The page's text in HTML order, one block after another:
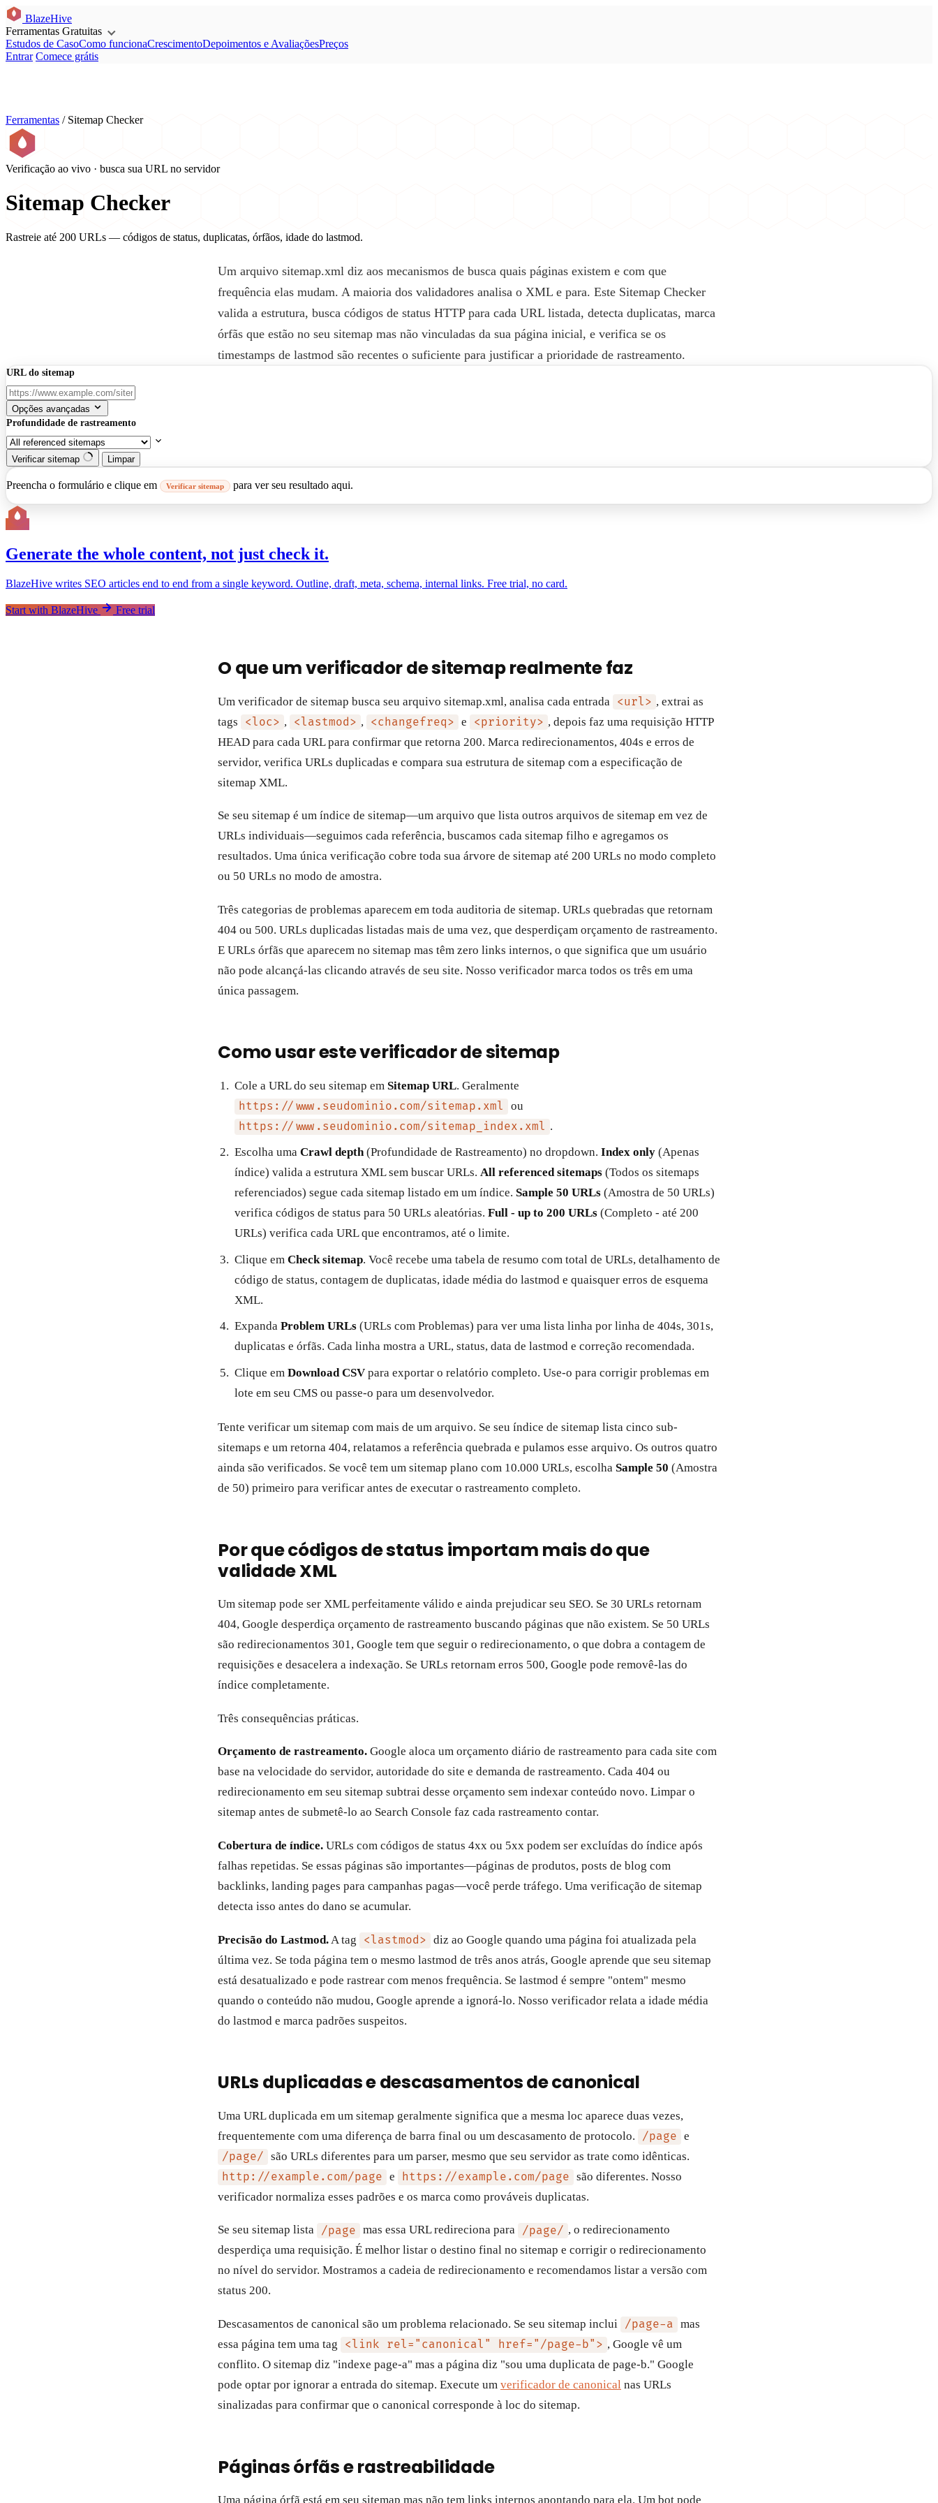
BlazeHive
Ferramentas Gratuitas
Estudos de CasoComo funcionaCrescimentoDepoimentos e AvaliaçõesPreços
Entrar Comece grátis
Ferramentas / Sitemap Checker
Verificação ao vivo · busca sua URL no servidor
Sitemap Checker
Rastreie até 200 URLs — códigos de status, duplicatas, órfãos, idade do lastmod.
Um arquivo sitemap.xml diz aos mecanismos de busca quais páginas existem e com que
frequência elas mudam. A maioria dos validadores analisa o XML e para. Este Sitemap Checker
valida a estrutura, busca códigos de status HTTP para cada URL listada, detecta duplicatas, marca
órfãs que estão no seu sitemap mas não vinculadas da sua página inicial, e verifica se os
timestamps de lastmod são recentes o suficiente para justificar a prioridade de rastreamento.
URL do sitemap
Opções avançadas
Profundidade de rastreamento
Verificar sitemap Limpar
Preencha o formulário e clique em Verificar sitemap para ver seu resultado aqui.
Generate the whole content, not just check it.
BlazeHive writes SEO articles end to end from a single keyword. Outline, draft, meta, schema, internal links. Free trial, no card.
Start with BlazeHive Free trial
O que um verificador de sitemap realmente faz
Um verificador de sitemap busca seu arquivo sitemap.xml, analisa cada entrada <url> , extrai as
tags
<loc> , <lastmod> , <changefreq> e <priority> , depois faz uma requisição HTTP
HEAD para cada URL para confirmar que retorna 200. Marca redirecionamentos, 404s e erros de
servidor, verifica URLs duplicadas e compara sua estrutura de sitemap com a especificação de
sitemap XML.
Se seu sitemap é um índice de sitemap—um arquivo que lista outros arquivos de sitemap em vez de
URLs individuais—seguimos cada referência, buscamos cada sitemap filho e agregamos os
resultados. Uma única verificação cobre toda sua árvore de sitemap até 200 URLs no modo completo
ou 50 URLs no modo de amostra.
Três categorias de problemas aparecem em toda auditoria de sitemap. URLs quebradas que retornam
404 ou 500. URLs duplicadas listadas mais de uma vez, que desperdiçam orçamento de rastreamento.
E URLs órfãs que aparecem no sitemap mas têm zero links internos, o que significa que um usuário
não pode alcançá-las clicando através de seu site. Nosso verificador marca todos os três em uma
única passagem.
Como usar este verificador de sitemap
Cole a URL do seu sitemap em Sitemap URL. Geralmente
https://www.seudominio.com/sitemap.xml
ou
https://www.seudominio.com/sitemap_index.xml .
Escolha uma Crawl depth(Profundidade de Rastreamento) no dropdown. Index only (Apenas
índice) valida a estrutura XML sem buscar URLs. All referenced sitemaps (Todos os sitemaps
referenciados) segue cada sitemap listado em um índice. Sample 50 URLs (Amostra de 50 URLs)
verifica códigos de status para 50 URLs aleatórias. Full - up to 200 URLs (Completo - até 200
URLs) verifica cada URL que encontramos, até o limite.
Clique em Check sitemap. Você recebe uma tabela de resumo com total de URLs, detalhamento de
código de status, contagem de duplicatas, idade média do lastmod e quaisquer erros de esquema
XML.
Expanda Problem URLs (URLs com Problemas) para ver uma lista linha por linha de 404s, 301s,
duplicatas e órfãs. Cada linha mostra a URL, status, data de lastmod e correção recomendada.
Clique em Download CSV para exportar o relatório completo. Use-o para corrigir problemas em
lote em seu CMS ou passe-o para um desenvolvedor.
Tente verificar um sitemap com mais de um arquivo. Se seu índice de sitemap lista cinco sub-
sitemaps e um retorna 404, relatamos a referência quebrada e pulamos esse arquivo. Os outros quatro
ainda são verificados. Se você tem um sitemap plano com 10.000 URLs, escolha Sample 50 (Amostra
de 50) primeiro para verificar antes de executar o rastreamento completo.
Por que códigos de status importam mais do que
validade XML
Um sitemap pode ser XML perfeitamente válido e ainda prejudicar seu SEO. Se 30 URLs retornam
404, Google desperdiça orçamento de rastreamento buscando páginas que não existem. Se 50 URLs
são redirecionamentos 301, Google tem que seguir o redirecionamento, o que dobra a contagem de
requisições e desacelera a indexação. Se URLs retornam erros 500, Google pode removê-las do
índice completamente.
Três consequências práticas.
Orçamento de rastreamento. Google aloca um orçamento diário de rastreamento para cada site com
base na velocidade do servidor, autoridade do site e demanda de rastreamento. Cada 404 ou
redirecionamento em seu sitemap subtrai desse orçamento sem indexar conteúdo novo. Limpar o
sitemap antes de submetê-lo ao Search Console faz cada rastreamento contar.
Cobertura de índice. URLs com códigos de status 4xx ou 5xx podem ser excluídas do índice após
falhas repetidas. Se essas páginas são importantes—páginas de produtos, posts de blog com
backlinks, landing pages para campanhas pagas—você perde tráfego. Uma verificação de sitemap
detecta isso antes do dano se acumular.
Precisão do Lastmod.A tag <lastmod> diz ao Google quando uma página foi atualizada pela
última vez. Se toda página tem o mesmo lastmod de três anos atrás, Google aprende que seu sitemap
está desatualizado e pode rastrear com menos frequência. Se lastmod é sempre "ontem" mesmo
quando o conteúdo não mudou, Google aprende a ignorá-lo. Nosso verificador relata a idade média
do lastmod e marca padrões suspeitos.
URLs duplicadas e descasamentos de canonical
Uma URL duplicada em um sitemap geralmente significa que a mesma loc aparece duas vezes,
frequentemente com uma diferença de barra final ou um descasamento de protocolo.
/page e
/page/ são URLs diferentes para um parser, mesmo que seu servidor as trate como idênticas.
http://example.com/page e https://example.com/page são diferentes. Nosso
verificador normaliza esses padrões e os marca como prováveis duplicatas.
Se seu sitemap lista /page mas essa URL redireciona para /page/ , o redirecionamento
desperdiça uma requisição. É melhor listar o destino final no sitemap e corrigir o redirecionamento
no nível do servidor. Mostramos a cadeia de redirecionamento e recomendamos listar a versão com
status 200.
Descasamentos de canonical são um problema relacionado. Se seu sitemap inclui /page-a mas
essa página tem uma tag
<link rel="canonical" href="/page-b"> , Google vê um
conflito. O sitemap diz "indexe page-a" mas a página diz "sou uma duplicata de page-b." Google
pode optar por ignorar a entrada do sitemap. Execute um verificador de canonical nas URLs
sinalizadas para confirmar que o canonical corresponde à loc do sitemap.
Páginas órfãs e rastreabilidade
Uma página órfã está em seu sitemap mas não tem links internos apontando para ela. Um bot pode